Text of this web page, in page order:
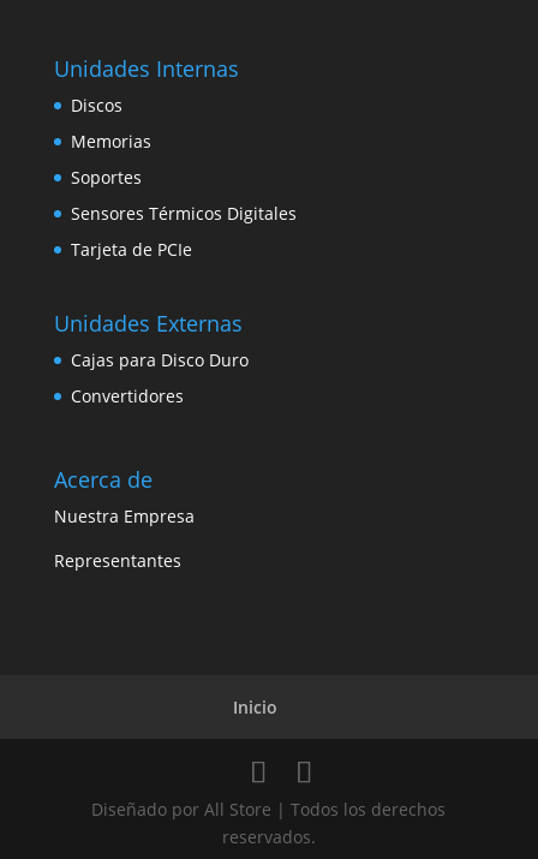
Unidades Internas
Discos
Memorias
Soportes
Sensores Térmicos Digitales
Tarjeta de PCIe
Unidades Externas
Cajas para Disco Duro
Convertidores
Acerca de
Nuestra Empresa
Representantes
Inicio
Diseñado por All Store | Todos los derechos
reservados.